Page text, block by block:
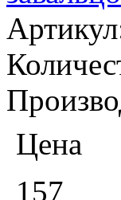
Цена
157